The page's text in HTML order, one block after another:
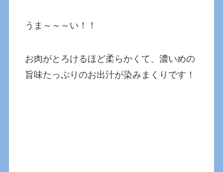
うま～～～い！！
お肉がとろけるほど柔らかくて、濃いめの
旨味たっぷりのお出汁が染みまくりです！